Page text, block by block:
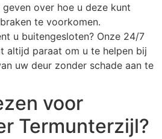
over hoe u deze kunt
te voorkomen.
u buitengesloten? Onze 24/7
altijd paraat om u te helpen bij
uw deur zonder schade aan te
voor
Termunterzijl?